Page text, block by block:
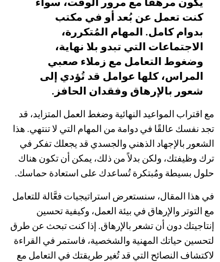
يكون مرهقًا مع مرور الوقت، سواء
كنت تعمل عن بُعد أو في مكتب
بدوام كامل. المهام المُتكررة،
الاجتماعات التي تبدو بلا نهاية،
وضغوط التعامل مع زملاء صعبي
المراس، كلها عوامل قد تُؤدي إلى
شعور بالإرهاق وفقدان الحافز.
مع اقتراب المواعيد النهائية وضغط العمل المتزايد، قد
تجد نفسك عالقًا في دوامة من المهام التي لا تنتهي. هذا
الشعور بالإجهاد الذهني والجسدي قد يجعلك تفكر في
ترك وظيفتك، ولكن بدلاً من ذلك، يمكن أن تكون هناك
حلول بسيطة ومُبتكرة تُساعدك على استعادة حماسك.
في هذا المقال، سنستعرض استراتيجيات فعَّالة للتعامل
مع التوتر والإرهاق في بيئة العمل، وكيفية تحسين
إنتاجيتك دون أن تشعر بالإرهاق. إذا كنت تبحث عن طرق
لتحسين حياتك المهنية والشخصية، فاستمر في القراءة
لاكتشاف النصائح التي قد تُغير طريقتك في التعامل مع